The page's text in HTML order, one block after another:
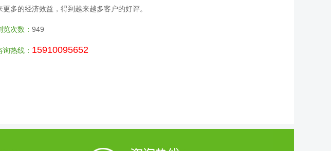
更多的经济效益，得到越来越多客户的好评。
览次数： 949
询热线： 15910095652